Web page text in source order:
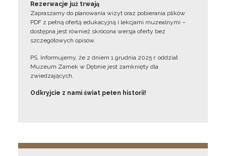
Rezerwacje już trwają
Zapraszamy do planowania wizyt oraz pobierania plików
PDF z pełną ofertą edukacyjną i lekcjami muzealnymi –
dostępna jest również skrócona wersja oferty bez
szczegółowych opisów.
PS. Informujemy, że z dniem 1 grudnia 2025 r. oddział
Muzeum Zamek w Dębnie jest zamknięty dla
zwiedzających.
Odkryjcie z nami świat pełen historii!